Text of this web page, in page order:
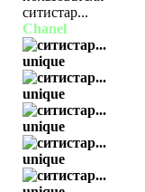
Chanel